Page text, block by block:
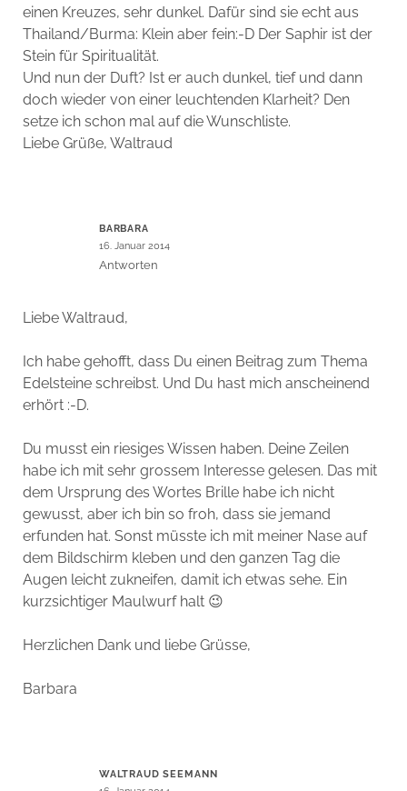
einen Kreuzes, sehr dunkel. Dafür sind sie echt aus
Thailand/Burma: Klein aber fein:-D Der Saphir ist der
Stein für Spiritualität.
Und nun der Duft? Ist er auch dunkel, tief und dann
doch wieder von einer leuchtenden Klarheit? Den
setze ich schon mal auf die Wunschliste.
Liebe Grüße, Waltraud
BARBARA
16. Januar 2014
Antworten
Liebe Waltraud,
Ich habe gehofft, dass Du einen Beitrag zum Thema
Edelsteine schreibst. Und Du hast mich anscheinend
erhört :-D.
Du musst ein riesiges Wissen haben. Deine Zeilen
habe ich mit sehr grossem Interesse gelesen. Das mit
dem Ursprung des Wortes Brille habe ich nicht
gewusst, aber ich bin so froh, dass sie jemand
erfunden hat. Sonst müsste ich mit meiner Nase auf
dem Bildschirm kleben und den ganzen Tag die
Augen leicht zukneifen, damit ich etwas sehe. Ein
kurzsichtiger Maulwurf halt 😉
Herzlichen Dank und liebe Grüsse,
Barbara
WALTRAUD SEEMANN